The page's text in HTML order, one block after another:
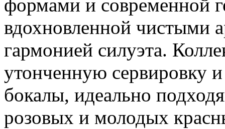
формами и современной
вдохновленной чистыми
гармонией силуэта.
утонченную сервировку
бокалы, идеально
розовых и молодых